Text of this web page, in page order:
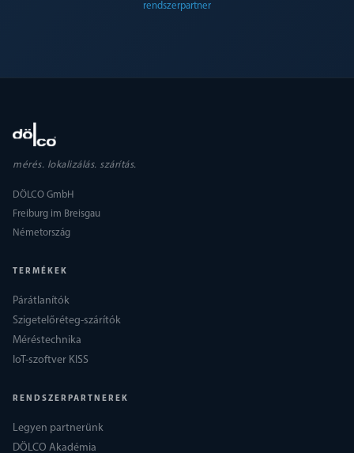
rendszerpartner
mérés. lokalizálás. szárítás.
DÖLCO GmbH
Freiburg im Breisgau
Németország
TERMÉKEK
Párátlanítók
Szigetelőréteg-szárítók
Méréstechnika
IoT-szoftver KISS
RENDSZERPARTNEREK
Legyen partnerünk
DÖLCO Akadémia